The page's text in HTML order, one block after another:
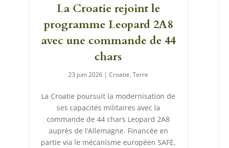
La Croatie rejoint le
programme Leopard 2A8
avec une commande de 44
chars
23 juin 2026 |Croatie,Terre
La Croatie poursuit la modernisation de
ses capacités militaires avec la
commande de 44 chars Leopard 2A8
auprès de l’Allemagne. Financée en
partie via le mécanisme européen SAFE,